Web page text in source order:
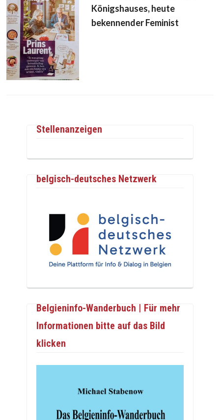
Königshauses, heute
bekennender Feminist
Stellenanzeigen
belgisch-deutsches Netzwerk
Belgieninfo-Wanderbuch | Für mehr
Informationen bitte auf das Bild
klicken